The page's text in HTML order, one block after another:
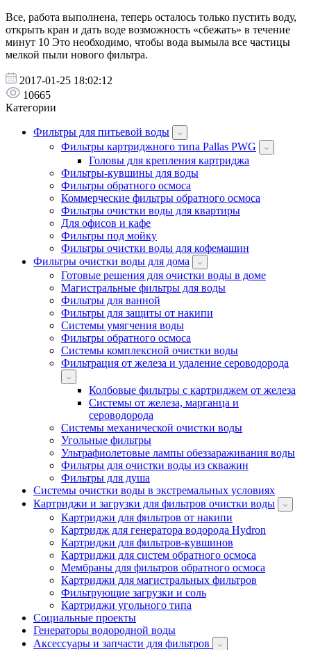
Все, работа выполнена, теперь осталось только пустить воду,
открыть кран и дать воде возможность «сбежать» в течение
минут 10 Это необходимо, чтобы вода вымыла все частицы
мелкой пыли нового фильтра.
2017-01-25 18:02:12
10665
Категории
Фильтры для питьевой воды
Фильтры картриджного типа Pallas PWG
Головы для крепления картриджа
Фильтры-кувшины для воды
Фильтры обратного осмоса
Коммерческие фильтры обратного осмоса
Фильтры очистки воды для квартиры
Для офисов и кафе
Фильтры под мойку
Фильтры очистки воды для кофемашин
Фильтры очистки воды для дома
Готовые решения для очистки воды в доме
Магистральные фильтры для воды
Фильтры для ванной
Фильтры для защиты от накипи
Системы умягчения воды
Фильтры обратного осмоса
Системы комплексной очистки воды
Фильтрация от железа и удаление сероводорода
Колбовые фильтры с картриджем от железа
Системы от железа, марганца и
сероводорода
Системы механической очистки воды
Угольные фильтры
Ультрафиолетовые лампы обеззараживания воды
Фильтры для очистки воды из скважин
Фильтры для душа
Системы очистки воды в экстремальных условиях
Картриджи и загрузки для фильтров очистки воды
Картриджи для фильтров от накипи
Картридж для генератора водорода Hydron
Картриджи для фильтров-кувшинов
Картриджи для систем обратного осмоса
Мембраны для фильтров обратного осмоса
Картриджи для магистральных фильтров
Фильтрующие загрузки и соль
Картриджи угольного типа
Социальные проекты
Генераторы водородной воды
Аксессуары и запчасти для фильтров